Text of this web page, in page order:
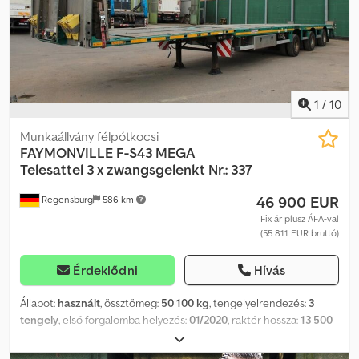
Tipp: Az „40866 Equippo” hivatkozást gyakran használják, amikor
online további részleteket keres. 💡 Miért kiemelkedő ez a gép és
a mi szolgáltatásunk: ✔ Alapos ellenőrzés szakemberek által ✔
Szállítás a munkahelyre ✔ Pénz-visszafizetési garancia ✔
Biztonságos és rugalmas fizetési lehetőségek 🔄 Más felszerelési
lehetőségeket is fontolóra vesz? Hasznos eszközöket és
forrásokat kínálunk minden felszerelés-tulajdonos és -használó
számára – könnyen elérhető a platformunkon.
1 / 10
Regensburg 586 km
Munkaállvány félpótkocsi
FAYMONVILLE F-S43 MEGA
Telesattel 3 x zwangsgelenkt Nr.: 337
46 900 EUR
Fix ár plusz ÁFA-val
(55 811 EUR bruttó)
Érdeklődni Hívás
Állapot: használt, össztömeg: 50 100 kg, tengelyelrendezés: 3
tengely, első forgalomba helyezés:01/2020, raktér hossza:13 500
2 500 mm
teljes magasság:3 380 mm, Felszereltség:ABS, Járműazonosító